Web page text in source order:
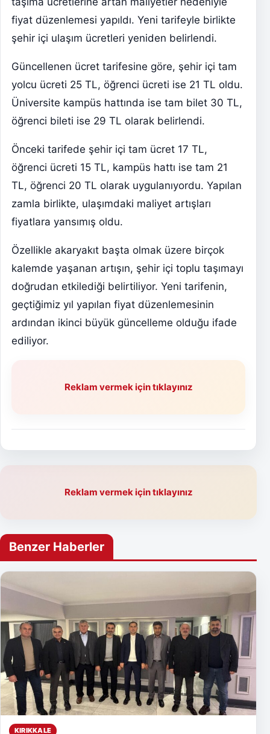
fiyat düzenlemesi yapıldı. Yeni tarifeyle birlikte
şehir içi ulaşım ücretleri yeniden belirlendi.
Güncellenen ücret tarifesine göre, şehir içi tam
yolcu ücreti 25 TL, öğrenci ücreti ise 21 TL oldu.
Üniversite kampüs hattında ise tam bilet 30 TL,
öğrenci bileti ise 29 TL olarak belirlendi.
Önceki tarifede şehir içi tam ücret 17 TL,
öğrenci ücreti 15 TL, kampüs hattı ise tam 21
TL, öğrenci 20 TL olarak uygulanıyordu. Yapılan
zamla birlikte, ulaşımdaki maliyet artışları
fiyatlara yansımış oldu.
Özellikle akaryakıt başta olmak üzere birçok
kalemde yaşanan artışın, şehir içi toplu taşımayı
doğrudan etkilediği belirtiliyor. Yeni tarifenin,
geçtiğimiz yıl yapılan fiyat düzenlemesinin
ardından ikinci büyük güncelleme olduğu ifade
ediliyor.
Reklam vermek için tıklayınız
Reklam vermek için tıklayınız
Benzer Haberler
KIRIKKALE